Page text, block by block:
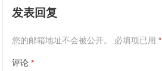
发表回复
您的邮箱地址不会被公开。 必填项已用*
评论*